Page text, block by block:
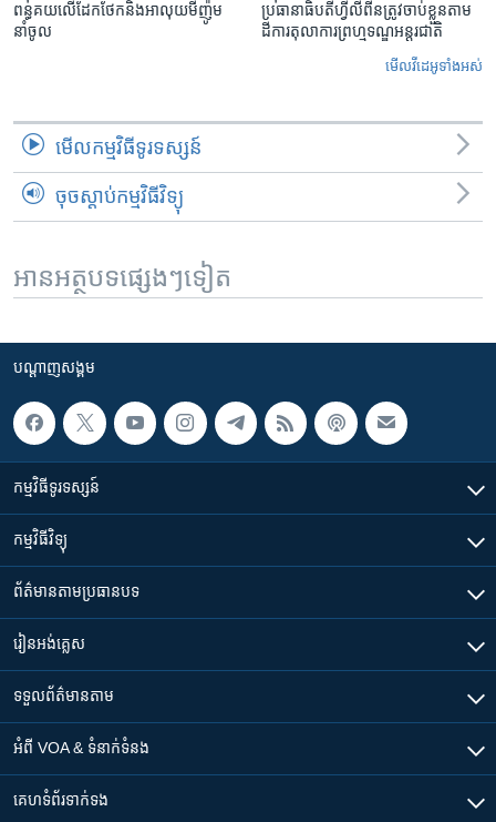
ពន្ធគយ​លើ​ដែកថែក​និង​អាលុយ​មីញ៉ូម​
នាំចូល
ប្រធានាធិបតីហ្វីលីពីន​ត្រូវ​ចាប់ខ្លួនតាម
ដីការ​តុលាការ​ព្រហ្មទណ្ឌ​អន្តរជាតិ
មើល​វីដេអូ​ទាំង​អស់
មើល​កម្មវិធី​ទូរទស្សន៍
ចុចស្តាប់កម្មវិធីវិទ្យុ
អានអត្ថបទផ្សេងៗទៀត
បណ្តាញ​សង្គម
កម្មវិធី​ទូរទស្សន៍
កម្មវិធី​វិទ្យុ
ព័ត៌មាន​តាមប្រធានបទ​
រៀន​​អង់គ្លេស
ទទួល​ព័ត៌មាន​តាម
អំពី​ VOA & ទំនាក់ទំនង
គេហទំព័រ​​ទាក់ទង